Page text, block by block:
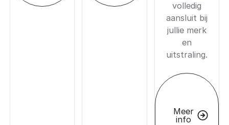
volledig
aansluit bij
jullie merk
en
uitstraling.
Meer
info